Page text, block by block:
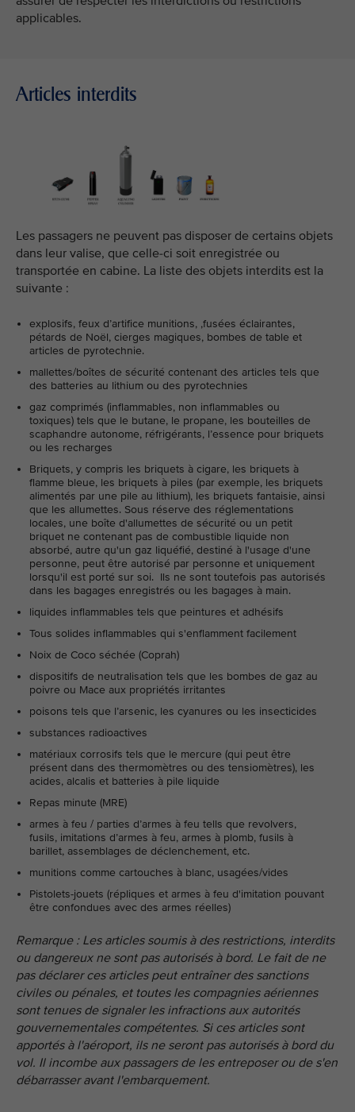
applicables.
Articles interdits
Les passagers ne peuvent pas disposer de certains objets
dans leur valise, que celle-ci soit enregistrée ou
transportée en cabine. La liste des objets interdits est la
suivante :
explosifs, feux d’artifice munitions, ,fusées éclairantes,
pétards de Noël, cierges magiques, bombes de table et
articles de pyrotechnie.
mallettes/boîtes de sécurité contenant des articles tels que
des batteries au lithium ou des pyrotechnies
gaz comprimés (inflammables, non inflammables ou
toxiques) tels que le butane, le propane, les bouteilles de
scaphandre autonome, réfrigérants, l’essence pour briquets
ou les recharges
Briquets, y compris les briquets à cigare, les briquets à
flamme bleue, les briquets à piles (par exemple, les briquets
alimentés par une pile au lithium), les briquets fantaisie, ainsi
que les allumettes. Sous réserve des réglementations
locales, une boîte d'allumettes de sécurité ou un petit
briquet ne contenant pas de combustible liquide non
absorbé, autre qu'un gaz liquéfié, destiné à l'usage d'une
personne, peut être autorisé par personne et uniquement
lorsqu'il est porté sur soi. Ils ne sont toutefois pas autorisés
dans les bagages enregistrés ou les bagages à main.
liquides inflammables tels que peintures et adhésifs
Tous solides inflammables qui s'enflamment facilement
Noix de Coco séchée (Coprah)
dispositifs de neutralisation tels que les bombes de gaz au
poivre ou Mace aux propriétés irritantes
poisons tels que l’arsenic, les cyanures ou les insecticides
substances radioactives
matériaux corrosifs tels que le mercure (qui peut être
présent dans des thermomètres ou des tensiomètres), les
acides, alcalis et batteries à pile liquide
Repas minute (MRE)
armes à feu / parties d’armes à feu tells que revolvers,
fusils, imitations d’armes à feu, armes à plomb, fusils à
barillet, assemblages de déclenchement, etc.
munitions comme cartouches à blanc, usagées/vides
Pistolets-jouets (répliques et armes à feu d'imitation pouvant
être confondues avec des armes réelles)
Remarque : Les articles soumis à des restrictions, interdits
ou dangereux ne sont pas autorisés à bord. Le fait de ne
pas déclarer ces articles peut entraîner des sanctions
civiles ou pénales, et toutes les compagnies aériennes
sont tenues de signaler les infractions aux autorités
gouvernementales compétentes. Si ces articles sont
apportés à l'aéroport, ils ne seront pas autorisés à bord du
vol. Il incombe aux passagers de les entreposer ou de s'en
débarrasser avant l'embarquement.